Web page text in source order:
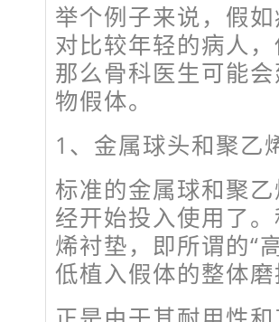
举个例子来说，假
对比较年轻的病人
那么骨科医生可能
物假体。
1、金属球头和聚乙
标准的金属球和聚
经开始投入使用了
烯衬垫，即所谓的“
低植入假体的整体磨